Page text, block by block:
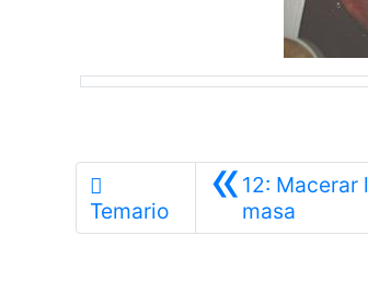
Temario «12: Macerar
masaAnterior